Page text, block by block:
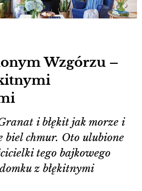
Wzgórzu –
i błękit jak morze i
biel chmur. Oto ulubione
tego bajkowego
z błękitnymi